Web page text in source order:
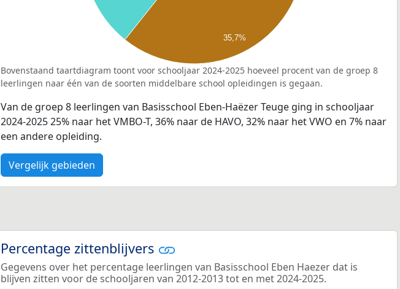
35,7%
Bovenstaand taartdiagram toont voor schooljaar 2024-2025 hoeveel procent van de groep 8
leerlingen naar één van de soorten middelbare school opleidingen is gegaan.
Van de groep 8 leerlingen van Basisschool Eben-Haëzer Teuge ging in schooljaar
2024-2025 25% naar het VMBO-T, 36% naar de HAVO, 32% naar het VWO en 7% naar
een andere opleiding.
Vergelijk gebieden
Percentage zittenblijvers
Gegevens over het percentage leerlingen van Basisschool Eben Haezer dat is
blijven zitten voor de schooljaren van 2012-2013 tot en met 2024-2025.